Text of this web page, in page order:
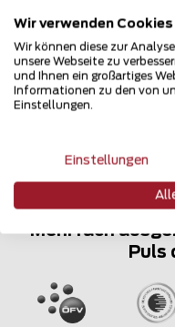
Mehrfach
Puls
Wir verwenden Cookies
Wir können diese zur
unsere Webseite zu
und Ihnen ein großartiges
Informationen zu den von
Einstellungen.
Einstellungen